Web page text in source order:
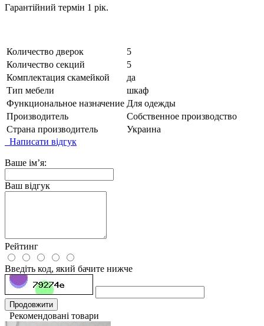
Гарантійний термін 1 рік.
Количество дверок
5
Количество секций
5
Комплектация скамейкой
да
Тип мебели
шкаф
Функциональное назначение Для одежды
Производитель
Собственное производство
Страна производитель
Украина
Написати відгук
Ваше ім’я:
Ваш відгук
Рейтинг
Введіть код, який бачите нижче
Продовжити
Рекомендовані товари